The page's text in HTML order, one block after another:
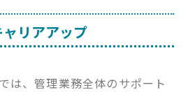
ャリアアップ
は、管理業務全体のサポート